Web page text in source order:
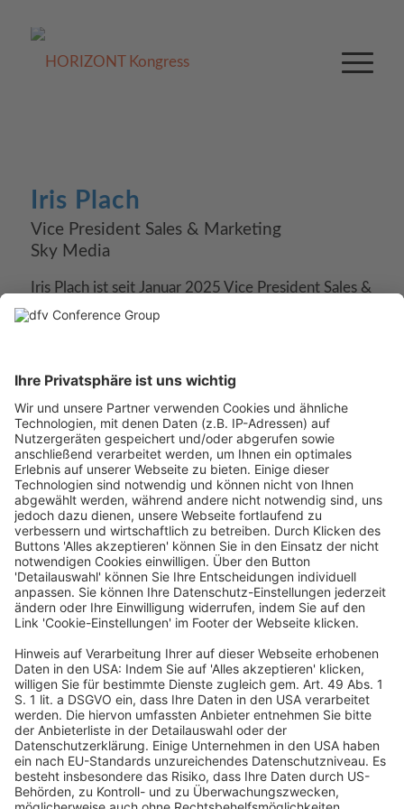
Iris Plach
Vice President Sales & Marketing
Sky Media
Iris Plach ist seit Januar 2025 Vice President Sales &
Marketing bei Sky Media. Sie verfügt über mehr als
verschiedenen Projekt- und Vertriebsmanagement-
Positionen tätig, wechselte 2013 als Sales-
Managerin zu Disney und stieg danach bei Sky
Media, der Vermarktungstochter von Sky
Deutschland, ein. Dort übernahm sie 2019 die
Leitung des Bereichs Agency-Sales und ab 2022 die
digitale Vermarktung. Seit Anfang 2025
verantwortet Iris Plach den gesamten Marketing-
und Sales-Bereich, inklusive dem Direkt-Kunden-
Business.
Ein Business-Event von